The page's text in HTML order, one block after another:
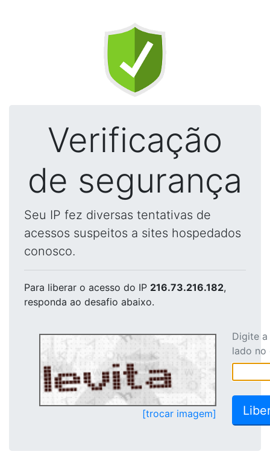
Verificação
de segurança
Seu IP fez diversas tentativas de
acessos suspeitos a sites hospedados
conosco.
Para liberar o acesso do IP 216.73.216.182,
responda ao desafio abaixo.
[trocar imagem]
Digite
lado no